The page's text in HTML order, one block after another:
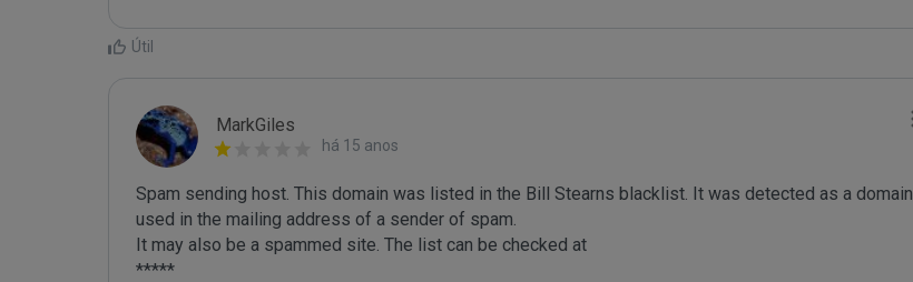
Útil
MarkGiles
há 15 anos
Spam sending host. This domain was listed in the Bill Stearns blacklist. It was detected as a domain
used in the mailing address of a sender of spam.
It may also be a spammed site. The list can be checked at